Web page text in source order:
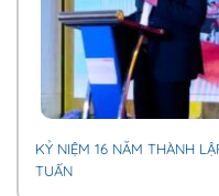
KỶ NIỆM 16 NĂM THÀNH
TUẤN